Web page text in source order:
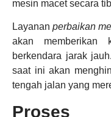
mesin macet secara
Layanan perbaikan
akan memberikan
berkendara jarak
saat ini akan
tengah jalan yang
Proses